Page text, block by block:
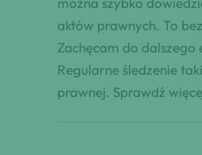
aktów prawnych. To
Zachęcam do dalszego
Regularne śledzenie
prawnej. Sprawdź